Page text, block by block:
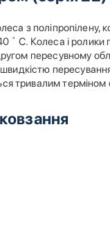
з поліпропілену,
С. Колеса і ролики
пересувному
тривалим